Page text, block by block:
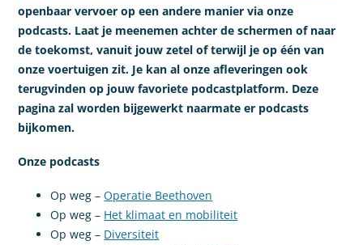
openbaar vervoer op een andere manier via onze
podcasts. Laat je meenemen achter de schermen of naar
de toekomst, vanuit jouw zetel of terwijl je op één van
onze voertuigen zit. Je kan al onze afleveringen ook
terugvinden op jouw favoriete podcastplatform. Deze
pagina zal worden bijgewerkt naarmate er podcasts
bijkomen.
Onze podcasts
Op weg –Operatie Beethoven
Op weg – Het klimaat en mobiliteit
Op weg – Diversiteit